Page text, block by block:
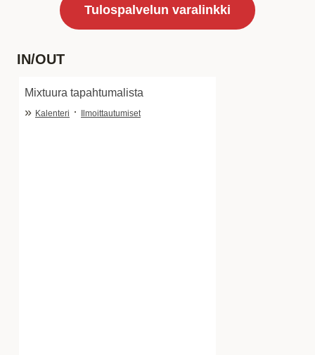
Tulospalvelun varalinkki
IN/OUT
Mixtuura tapahtumalista
» Kalenteri · Ilmoittautumiset